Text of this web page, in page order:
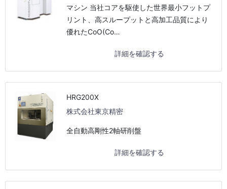
マシン 当社コアを駆使した世界最小フットプ
リント、高スループットと高加工品質により
優れたCoO(Co…
詳細を確認する
HRG200X
株式会社東京精密
全自動高剛性2軸研削盤
詳細を確認する